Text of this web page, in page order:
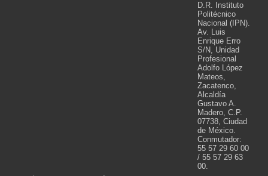
D.R. Instituto
Politécnico
Nacional (IPN).
Av. Luis
Enrique Erro
S/N, Unidad
Profesional
Adolfo López
Mateos,
Zacatenco,
Alcaldía
Gustavo A.
Madero, C.P.
07738, Ciudad
de México.
Conmutador:
55 57 29 60 00
/ 55 57 29 63
00.